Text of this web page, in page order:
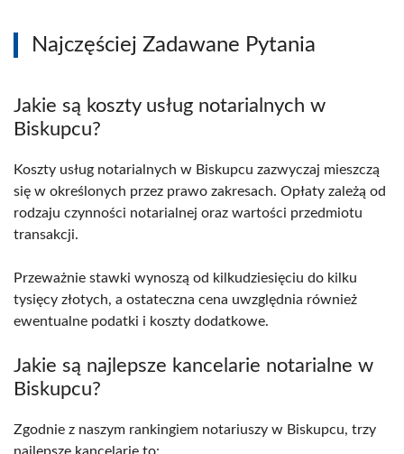
Najczęściej Zadawane Pytania
Jakie są koszty usług notarialnych w
Biskupcu?
Koszty usług notarialnych w Biskupcu zazwyczaj mieszczą
się w określonych przez prawo zakresach. Opłaty zależą od
rodzaju czynności notarialnej oraz wartości przedmiotu
transakcji.
Przeważnie stawki wynoszą od kilkudziesięciu do kilku
tysięcy złotych, a ostateczna cena uwzględnia również
ewentualne podatki i koszty dodatkowe.
Jakie są najlepsze kancelarie notarialne w
Biskupcu?
Zgodnie z naszym rankingiem notariuszy w Biskupcu, trzy